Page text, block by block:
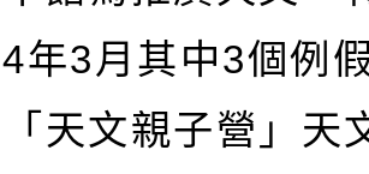
4年3月其中3個例
「天文親子營」天